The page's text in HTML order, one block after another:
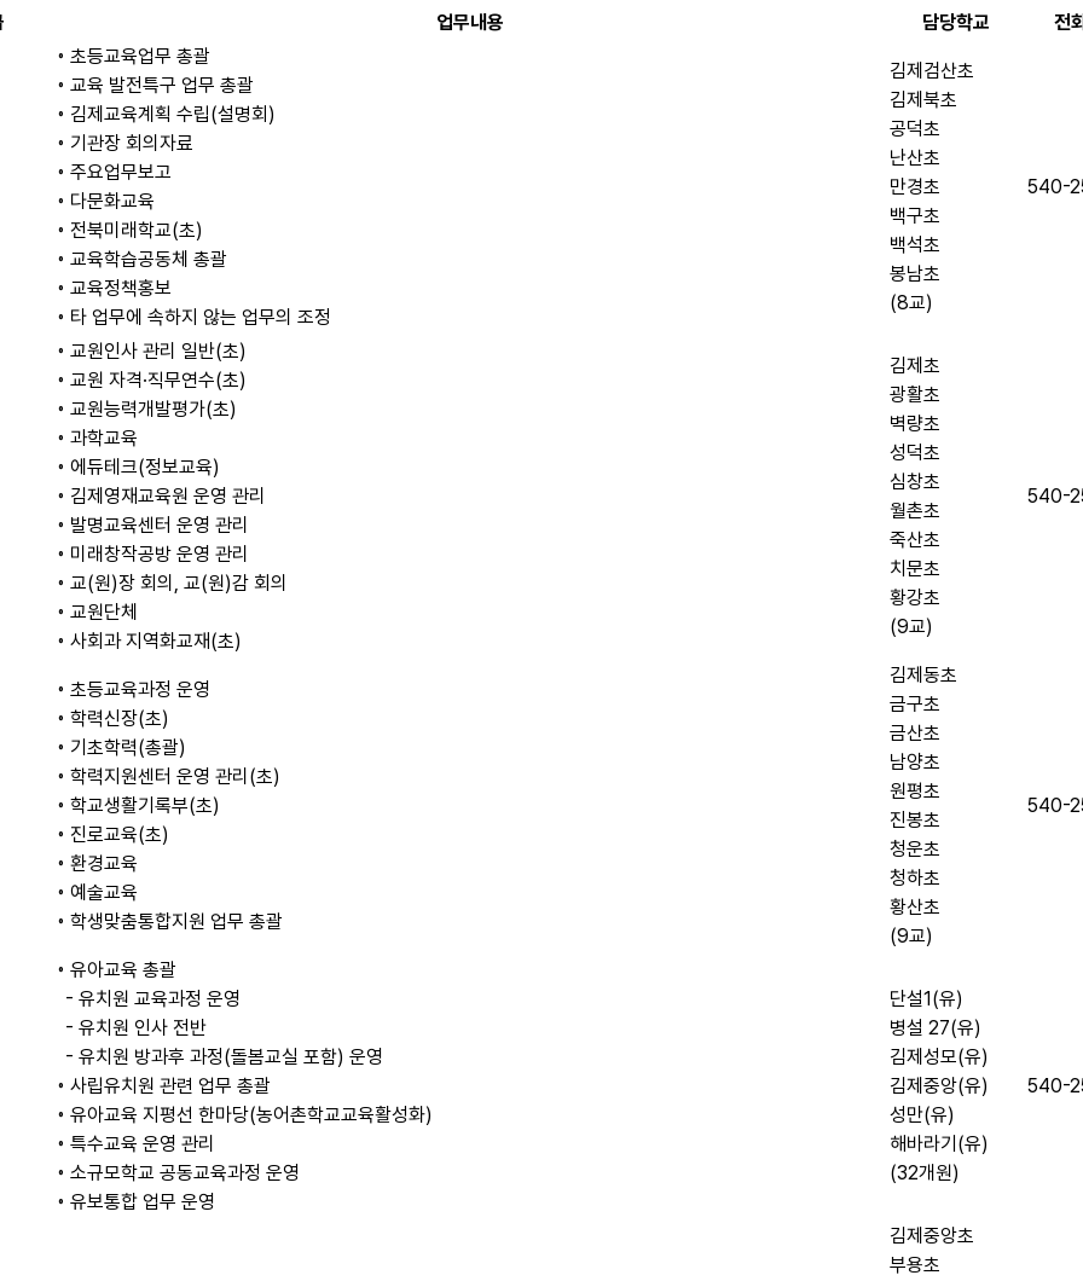
업무내용 담당학교 전
◦ 초등교육업무 총괄
◦ 교육 발전특구 업무 총괄
◦ 김제교육계획 수립(설명회)
◦ 기관장 회의자료
◦ 주요업무보고
◦ 다문화교육
◦ 전북미래학교(초)
◦ 교육학습공동체 총괄
◦ 교육정책홍보
◦ 타 업무에 속하지 않는 업무의 조정
김제검산초
김제북초
공덕초
난산초
만경초
백구초
백석초
봉남초
(8교)
540-
◦ 교원인사 관리 일반(초)
◦ 교원 자격·직무연수(초)
◦ 교원능력개발평가(초)
◦ 과학교육
◦ 에듀테크(정보교육)
◦ 김제영재교육원 운영 관리
◦ 발명교육센터 운영 관리
◦ 미래창작공방 운영 관리
◦ 교(원)장 회의, 교(원)감 회의
◦ 교원단체
◦ 사회과 지역화교재(초)
김제초
광활초
벽량초
성덕초
심창초
월촌초
죽산초
치문초
황강초
(9교)
540-
◦ 초등교육과정 운영
◦ 학력신장(초)
◦ 기초학력(총괄)
◦ 학력지원센터 운영 관리(초)
◦ 학교생활기록부(초)
◦ 진로교육(초)
◦ 환경교육
◦ 예술교육
◦ 학생맞춤통합지원 업무 총괄
김제동초
금구초
금산초
남양초
원평초
진봉초
청운초
청하초
황산초
(9교)
540-
◦ 유아교육 총괄
- 유치원 교육과정 운영
- 유치원 인사 전반
- 유치원 방과후 과정(돌봄교실 포함) 운영
◦ 사립유치원 관련 업무 총괄
◦ 유아교육 지평선 한마당(농어촌학교교육활성화)
◦ 특수교육 운영 관리
◦ 소규모학교 공동교육과정 운영
◦ 유보통합 업무 운영
단설1(유)
병설 27(유)
김제성모(유)
김제중앙(유)
성만(유)
해바라기(유)
(32개원)
540-
김제중앙초
부용초